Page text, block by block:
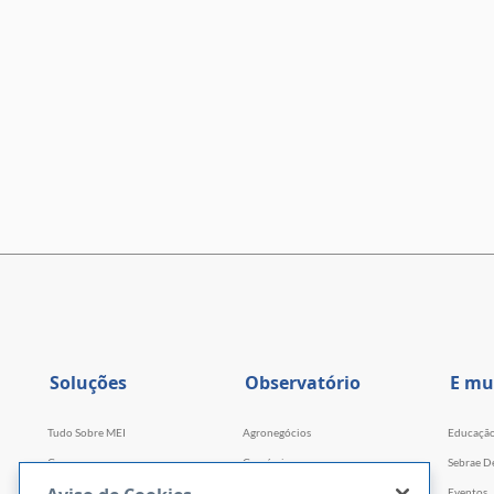
Soluções
Tudo Sobre MEI
Cursos
Observatório
Agronegócios
Comércio
E
Sebrae